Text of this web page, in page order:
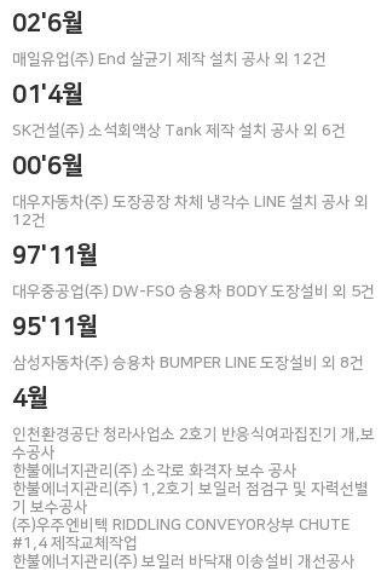
4월
인천환경공단 청라사업소 2호기 반응식여과집진기 개,보
수공사
한불에너지관리(주) 소각로 화격자 보수 공사
한불에너지관리(주) 1,2호기 보일러 점검구 및 자력선별
기 보수공사
(주)우주엔비텍 RIDDLING CONVEYOR상부 CHUTE
#1,4 제작교체작업
한불에너지관리(주) 보일러 바닥재 이송설비 개선공사
매일유업(주) End 살균기 제작 설치 공사 외 12건
02'6월
01'4월
SK건설(주) 소석회액상 Tank 제작 설치 공사 외 6건
00'6월
대우자동차(주) 도장공장 차체 냉각수 LINE 설치 공사 외
12건
97'11월
대우중공업(주) DW-FSO 승용차 BODY 도장설비 외 5건
삼성자동차(주) 승용차 BUMPER LINE 도장설비 외 8건
95'11월